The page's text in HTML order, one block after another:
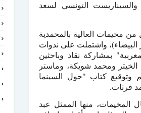
التونسي لسعد
مخيمات العالية بالمحمدية
البيضاء)، واشتملت على ندوات
بمشاركة نقاد وباحثين
ومحمد شويكة، وماستر
وتوقيع كتاب "حول السينما
فرتات.
منها الممثل عبد